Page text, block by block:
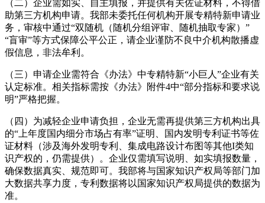
（二）企业需如实、自主填报，并提供有关佐证材料，不得借
助第三方机构申请。我部未委托任何机构开展专精特新申请业
务，审核中通过“双随机（随机分组评审、随机抽取专家）”
“盲审”等方式保障公平公正，请企业谨防不良中介机构散播虚
假信息，非法牟利。
（三）申请企业需符合《办法》中专精特新“小巨人”企业有关
认定标准。相关指标需按《办法》附件4中“部分指标和要求说
明”严格把握。
（四）为减轻企业申请负担，企业无需再提供第三方机构出具
的“上年度国内细分市场占有率”证明、国内发明专利证书等佐
证材料（涉及海外发明专利、集成电路设计布图等其他I类知
识产权的，仍需提供）。企业仅需填写说明、如实填报数量，
确保数据真实、规范即可。我部将与国家知识产权局等部门加
大数据共享力度，专利数据将以国家知识产权局提供的数据为
准。